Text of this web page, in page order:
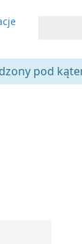
pod